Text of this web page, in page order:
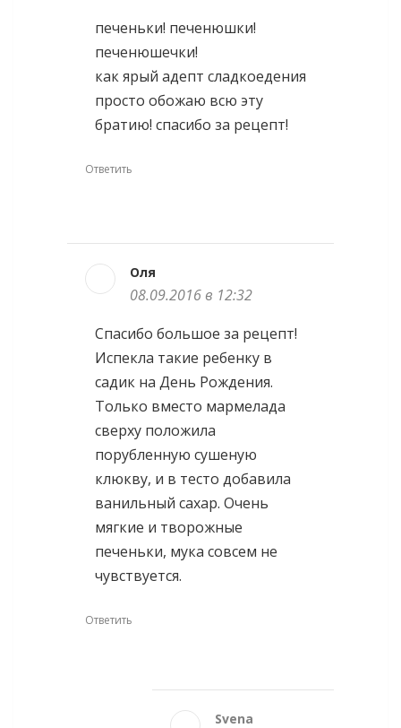
печеньки! печенюшки!
печенюшечки!
как ярый адепт сладкоедения
просто обожаю всю эту
братию! спасибо за рецепт!
Ответить
Оля
08.09.2016 в 12:32
Спасибо большое за рецепт!
Испекла такие ребенку в
садик на День Рождения.
Только вместо мармелада
сверху положила
порубленную сушеную
клюкву, и в тесто добавила
ванильный сахар. Очень
мягкие и творожные
печеньки, мука совсем не
чувствуется.
Ответить
Svena